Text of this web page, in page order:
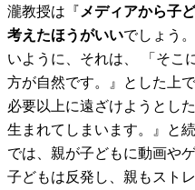
瀧教授は『 メディアから子
考えたほうがいいでしょう
いように、それは、 「そこ
方が自然です。』とした上
必要以上に遠ざけようとし
生まれてしまいます。』と続
では、親が子どもに動画や
子どもは反発し、親もスト